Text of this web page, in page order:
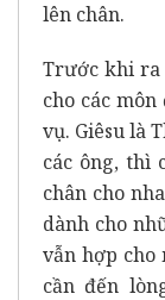
lên chân.
Trước khi ra
cho các
vụ. Giêsu là
các ông, thì
chân cho
dành cho
vẫn hợp
cần đến